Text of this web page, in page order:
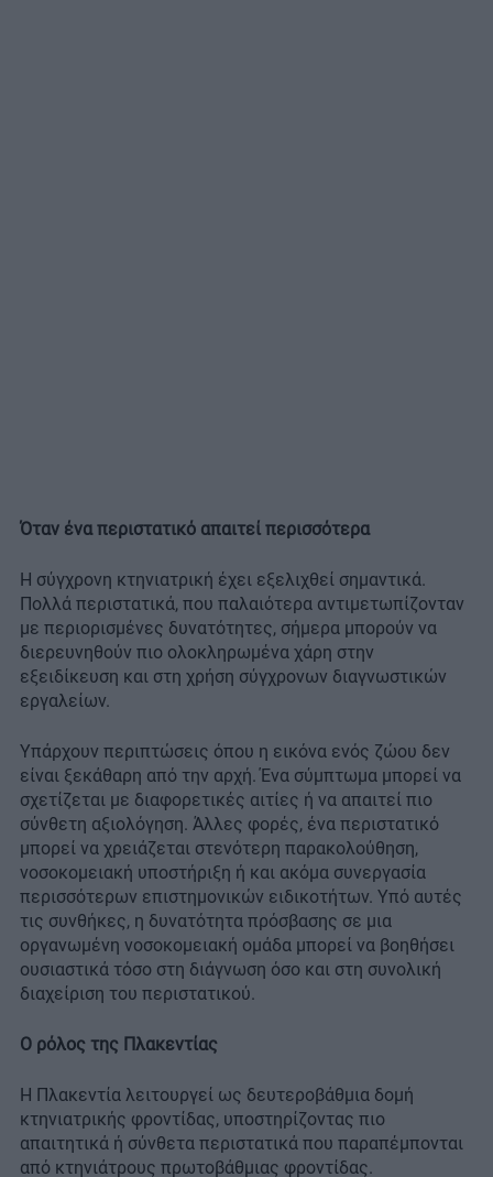
Όταν ένα περιστατικό απαιτεί περισσότερα
Η σύγχρονη κτηνιατρική έχει εξελιχθεί σημαντικά.
Πολλά περιστατικά, που παλαιότερα αντιμετωπίζονταν
με περιορισμένες δυνατότητες, σήμερα μπορούν να
διερευνηθούν πιο ολοκληρωμένα χάρη στην
εξειδίκευση και στη χρήση σύγχρονων διαγνωστικών
εργαλείων.
Υπάρχουν περιπτώσεις όπου η εικόνα ενός ζώου δεν
είναι ξεκάθαρη από την αρχή. Ένα σύμπτωμα μπορεί να
σχετίζεται με διαφορετικές αιτίες ή να απαιτεί πιο
σύνθετη αξιολόγηση. Άλλες φορές, ένα περιστατικό
μπορεί να χρειάζεται στενότερη παρακολούθηση,
νοσοκομειακή υποστήριξη ή και ακόμα συνεργασία
περισσότερων επιστημονικών ειδικοτήτων. Υπό αυτές
τις συνθήκες, η δυνατότητα πρόσβασης σε μια
οργανωμένη νοσοκομειακή ομάδα μπορεί να βοηθήσει
ουσιαστικά τόσο στη διάγνωση όσο και στη συνολική
διαχείριση του περιστατικού.
Ο ρόλος της Πλακεντίας
Η Πλακεντία λειτουργεί ως δευτεροβάθμια δομή
κτηνιατρικής φροντίδας, υποστηρίζοντας πιο
απαιτητικά ή σύνθετα περιστατικά που παραπέμπονται
από κτηνιάτρους πρωτοβάθμιας φροντίδας.